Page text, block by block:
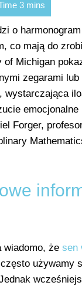
o
co mają do
of Michigan
zegarami
wystarczająca
Forger,
wiadomo, że sen
używamy